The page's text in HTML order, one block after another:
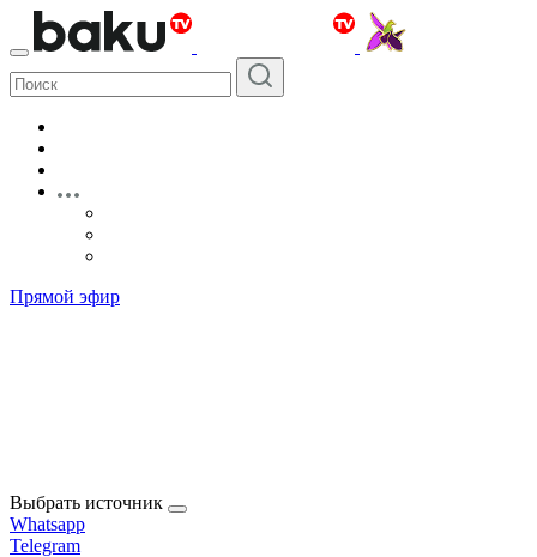
Прямой эфир
Выбрать источник
Whatsapp
Telegram